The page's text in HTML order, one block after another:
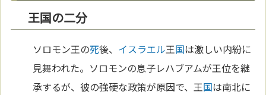
王国の二分
ソロモン王の死後、 イスラエル王国は激しい内紛に
見舞われた。ソロモンの息子レハブアムが王位を継
承するが、彼の強硬な政策が原因で、王国は南北に